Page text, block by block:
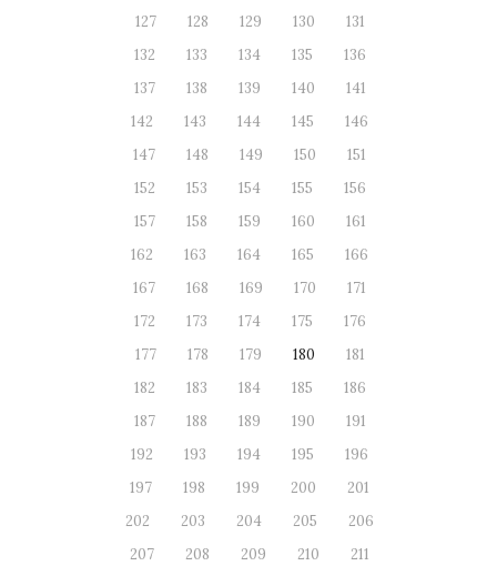
127
128 129 130
131
132
133 134 135
136
137
138 139 140
141
142
143 144 145
146
147
148 149 150
151
152
153 154 155
156
157
158 159 160
161
162
163 164 165
166
167
168 169 170
171
172
173 174 175
176
177
178 179 180
181
182
183 184 185
186
187
188 189 190
191
192
193 194 195
196
197
198 199 200
201
202
203 204 205
206
207
208 209 210
211